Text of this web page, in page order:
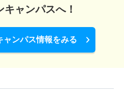
キャンパスへ！
ャンパス情報をみる